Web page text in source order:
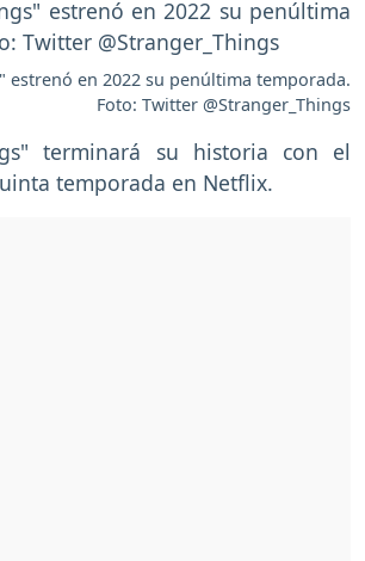
estrenó en 2022 su penúltima temporada.
Foto: Twitter @Stranger_Things
terminará su historia con el
temporada en Netflix.